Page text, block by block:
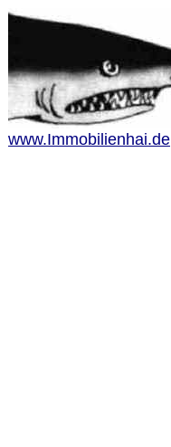
www.Immobilienhai.de